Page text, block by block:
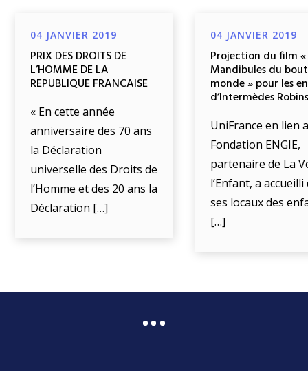
04 JANVIER 2019
PRIX DES DROITS DE
L’HOMME DE LA
REPUBLIQUE FRANCAISE
« En cette année
anniversaire des 70 ans
la Déclaration
universelle des Droits de
l’Homme et des 20 ans la
Déclaration […]
04 JANVIER 2019
Projection du film «
Mandibules du
monde » pour les
d’Intermèdes
UniFrance en lien
Fondation ENGIE,
partenaire de La
l’Enfant, a accueilli
ses locaux des
[…]